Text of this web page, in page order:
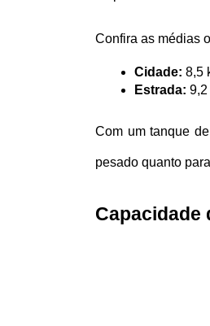
Confira as médias
Cidade: 8,5
Estrada:
Com um tanque
pesado quanto
Capacidade